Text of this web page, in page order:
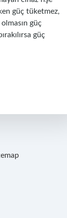
güç tüketmez,
güç
güç